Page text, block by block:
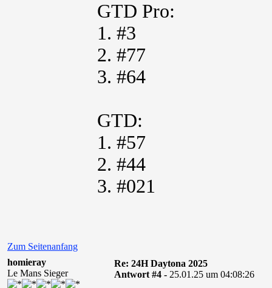
GTD Pro:
1. #3
2. #77
3. #64
GTD:
1. #57
2. #44
3. #021
Zum Seitenanfang
homieray
Le Mans Sieger
Re: 24H Daytona 2025
Antwort #4 - 25.01.25 um 04:08:26